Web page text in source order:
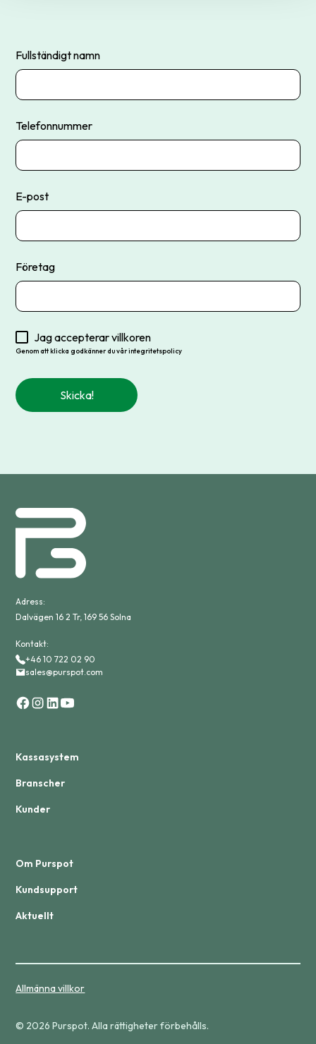
Fullständigt namn
Telefonnummer
E-post
Företag
Jag accepterar villkoren
Genom att klicka godkänner du vår integritetspolicy
Adress:
Dalvägen 16 2 Tr, 169 56 Solna
Kontakt:
+46 10 722 02 90
sales@purspot.com
Kassasystem
Branscher
Kunder
Om Purspot
Kundsupport
Aktuellt
© 2026 Purspot. Alla rättigheter förbehålls.
Allmänna villkor